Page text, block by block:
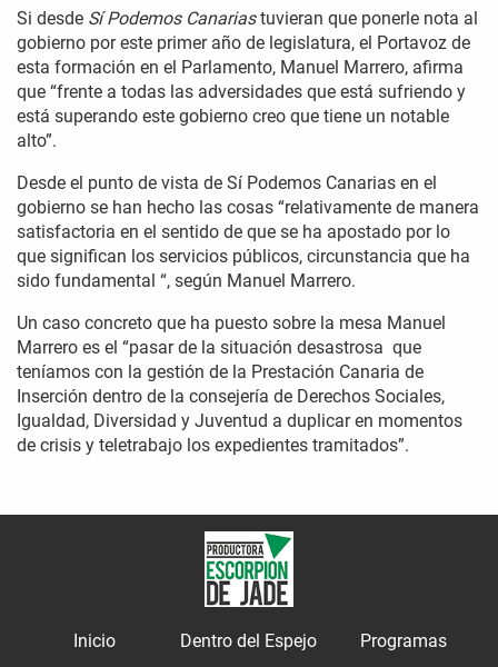
Si desde Sí Podemos Canariastuvieran que ponerle nota al
gobierno por este primer año de legislatura, el Portavoz de
esta formación en el Parlamento, Manuel Marrero, afirma
que “frente a todas las adversidades que está sufriendo y
está superando este gobierno creo que tiene un notable
alto”.
Desde el punto de vista de Sí Podemos Canarias en el
gobierno se han hecho las cosas “relativamente de manera
satisfactoria en el sentido de que se ha apostado por lo
que significan los servicios públicos, circunstancia que ha
sido fundamental “, según Manuel Marrero.
Un caso concreto que ha puesto sobre la mesa Manuel
Marrero es el “pasar de la situación desastrosa que
teníamos con la gestión de la Prestación Canaria de
Inserción dentro de la consejería de Derechos Sociales,
Igualdad, Diversidad y Juventud a duplicar en momentos
de crisis y teletrabajo los expedientes tramitados”.
Inicio Dentro del Espejo
Programas